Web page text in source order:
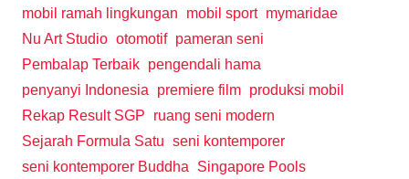
mobil ramah lingkungan
mobil sport mymaridae
Nu Art Studio otomotif pameran seni
Pembalap Terbaik pengendali hama
penyanyi Indonesia
premiere film produksi mobil
Rekap Result SGP
ruang seni modern
Sejarah Formula Satu seni kontemporer
seni kontemporer Buddha
Singapore Pools